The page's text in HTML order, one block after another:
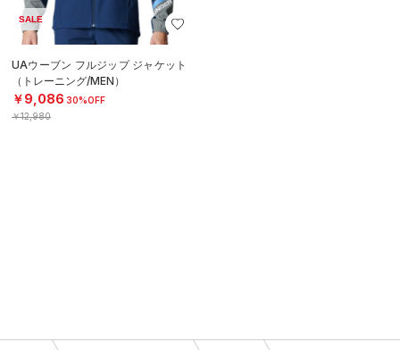
SALE
UAウーブン フルジップ ジャケット
（トレーニング/MEN）
￥9,086 30%OFF
￥12,980